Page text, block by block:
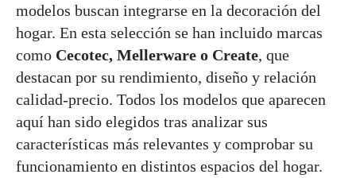
modelos buscan integrarse en la decoración del
hogar. En esta selección se han incluido marcas
como Cecotec, Mellerware o Create, que
destacan por su rendimiento, diseño y relación
calidad-precio. Todos los modelos que aparecen
aquí han sido elegidos tras analizar sus
características más relevantes y comprobar su
funcionamiento en distintos espacios del hogar.